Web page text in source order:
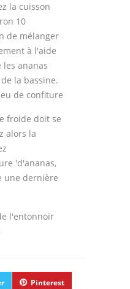
la cuisson
10
de mélanger
à l'aide
ananas
la bassine.
de confiture
froide doit se
alors la
'd'ananas,
une dernière
l'entonnoir
Pinterest